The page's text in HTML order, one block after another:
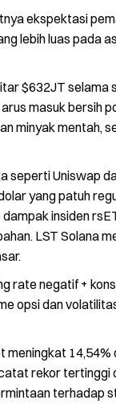
ekspektasi
lebih luas pada
$632JT selama
masuk bersih
minyak mentah,
seperti Uniswap
yang patuh
insiden
LST Solana
rate negatif +
opsi dan
meningkat 14,54%
rekor tertinggi
terhadap